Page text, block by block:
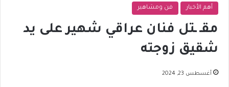
أهم الأخبار فن ومشاهير
مقـ ـتل فنان عراقي شهير على يد
شقيق زوجته
أغسطس 23, 2024